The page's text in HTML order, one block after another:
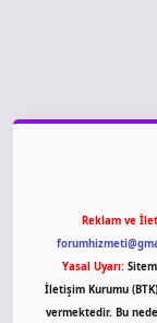
Reklam ve
Yasal Uyarı:
İletişim Kurumu
vermektedir. Bu